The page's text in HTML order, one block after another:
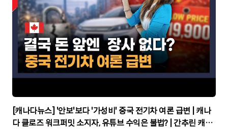
▶
[캐나다뉴스] '안보'보다 '가성비' 중국 전기차 여론 급변 | 캐나
다 클로즈 워크퍼밋 소지자, 유튜브 수익은 불법? | 간추린 캐나